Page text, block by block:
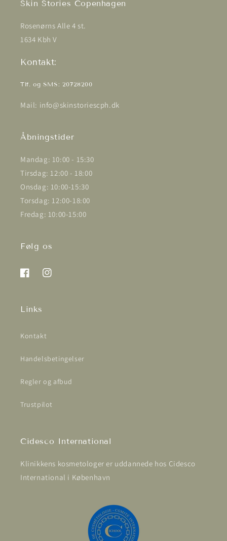
Skin Stories Copenhagen
Rosenørns Alle 4 st.
1634 Kbh V
Kontakt:
Tlf. og SMS: 20728200
Mail: info@skinstoriescph.dk
Åbningstider
Mandag: 10:00 - 15:30
Tirsdag: 12:00 - 18:00
Onsdag: 10:00-15:30
Torsdag: 12:00-18:00
Fredag: 10:00-15:00
Følg os
FacebookInstagram
Links
Kontakt
Handelsbetingelser
Regler og afbud
Trustpilot
Cidesco International
Klinikkens kosmetologer er uddannede hos Cidesco
International i København